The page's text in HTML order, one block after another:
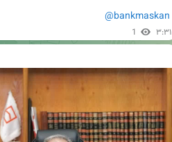
@bankmaskan
1 ۳:۳۱